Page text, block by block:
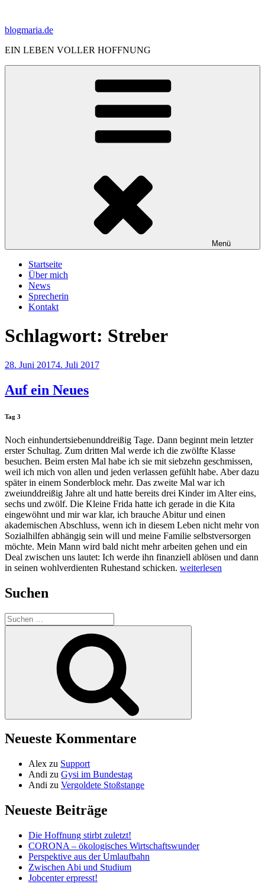
springen
blogmaria.de
EIN LEBEN VOLLER HOFFNUNG
Menü
Startseite
Über mich
News
Sprecherin
Kontakt
Schlagwort: Streber
Veröffentlicht
28. Juni 20174. Juli 2017
Auf ein Neues
Tag 3
Noch einhundertsiebenunddreißig Tage. Dann beginnt mein letzter
erster Schultag. Zum dritten Mal werde ich die zwölfte Klasse
besuchen. Beim ersten Mal habe ich sie mit siebzehn geschmissen,
weil ich mich von allen und jeden verlassen gefühlt habe. Aber dazu
später in einem Sonderblock mehr. Das zweite Mal war ich
zweiunddreißig Jahre alt und hatte bereits drei Kinder im Alter eins,
sechs und zwölf. Die Kleine Frida hatte ich gerade in die Kita
eingewöhnt und mir war klar, ich brauche Abitur und einen
akademischen Abschluss, wenn ich in diesem Leben nicht mehr von
Sozialhilfen abhängig sein will und meine Familie selbstversorgen
möchte. Mein Mann wird bald nicht mehr arbeiten gehen und ein
Deal zwischen uns lautet: Ich werde ihn finanziell ablösen und dann
in seinen wohlverdienten Ruhestand schicken. „Auf
weiterlesen
Suchen
Suche
nach:
Neueste Kommentare
Alex zu Support
Andi zu Gysi im Bundestag
Andi zu Vergoldete Stoßstange
Neueste Beiträge
Die Hoffnung stirbt zuletzt!
CORONA – ökologisches Wirtschaftswunder
Perspektive aus der Umlaufbahn
Zwischen Abi und Studium
Jobcenter erpresst!